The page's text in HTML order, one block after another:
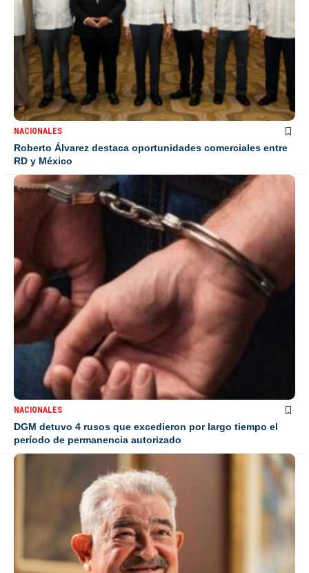
NACIONALES
Roberto Álvarez destaca oportunidades comerciales entre
RD y México
NACIONALES
DGM detuvo 4 rusos que excedieron por largo tiempo el
período de permanencia autorizado